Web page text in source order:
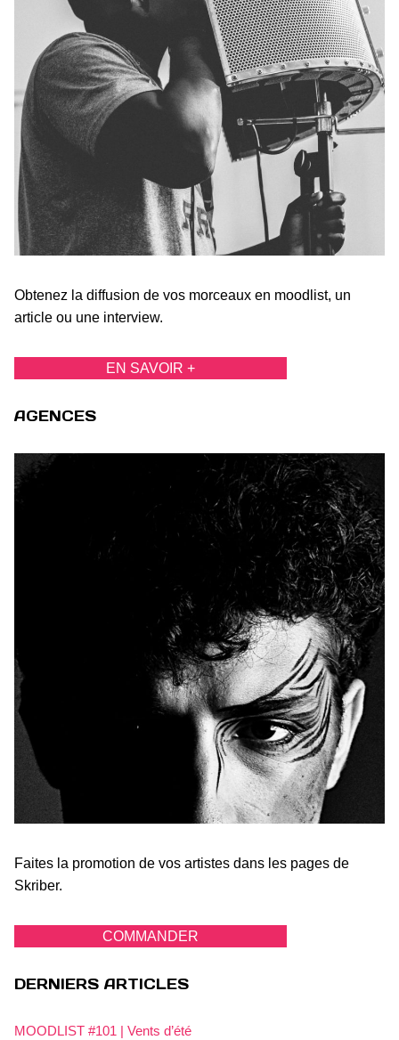
Obtenez la diffusion de vos morceaux en moodlist, un
article ou une interview.
EN SAVOIR +
AGENCES
Faites la promotion de vos artistes dans les pages de
Skriber.
COMMANDER
DERNIERS ARTICLES
MOODLIST #101 | Vents d’été